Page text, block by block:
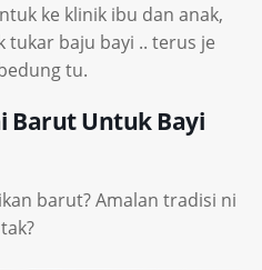
ke klinik ibu dan anak,
tukar baju bayi .. terus je
tu.
Barut Untuk Bayi
barut? Amalan tradisi ni